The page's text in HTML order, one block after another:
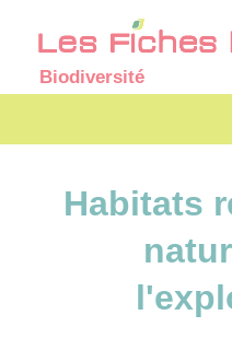
Biodiversité
Habitats